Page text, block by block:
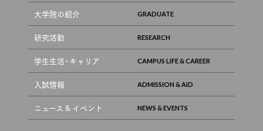
大学院の紹介
研究活動
学生生活・キャリア
入試情報
ニュース & イベント